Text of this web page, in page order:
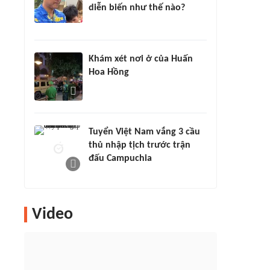
diễn biến như thế nào?
Khám xét nơi ở của Huấn
Hoa Hồng
Tuyển Việt Nam vắng 3 cầu
thủ nhập tịch trước trận
đấu Campuchia
Video